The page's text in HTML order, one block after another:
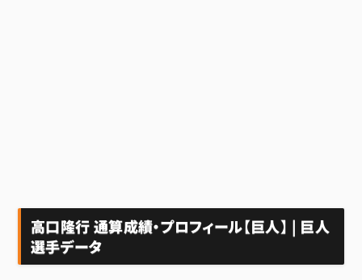
高口隆行 通算成績・プロフィール【巨人】 | 巨人
選手データ